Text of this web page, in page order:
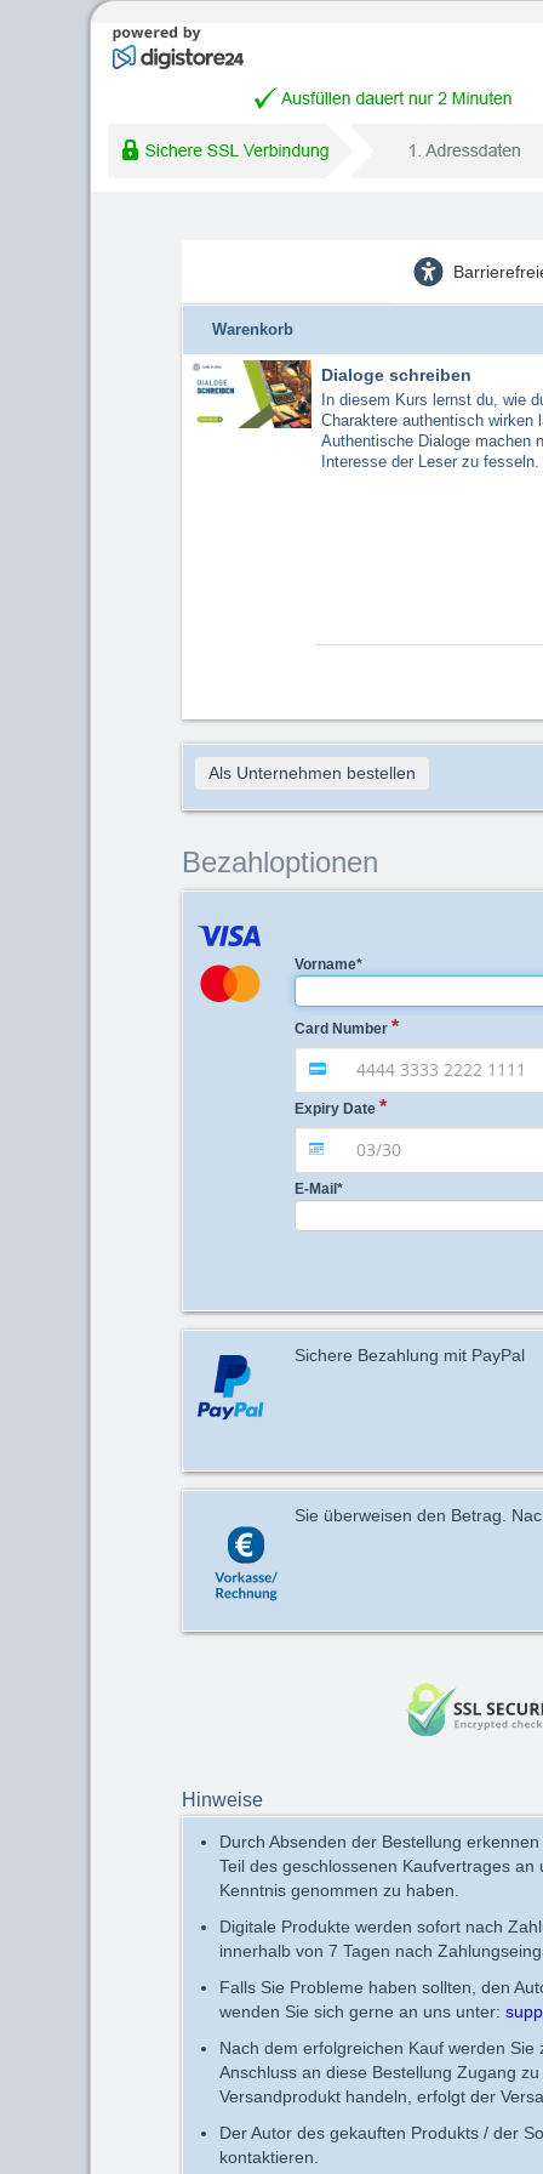
Warenkorb
Dialoge schreiben
In diesem Kurs lernst du, wie
Charaktere authentisch wirken
Authentische Dialoge machen
Interesse der Leser zu fesseln.
Als Unternehmen bestellen
Bezahloptionen
Vorname*
Card Number
Expiry Date
E-Mail*
Sichere Bezahlung mit PayPal
Sie überweisen den Betrag.
Hinweise
Durch Absenden der Bestellung
Teil des geschlossenen Kaufvertrages
Kenntnis genommen zu haben.
Digitale Produkte werden sofort nach
innerhalb von 7 Tagen nach
Falls Sie Probleme haben sollten, den
wenden Sie sich gerne an uns unter:
Nach dem erfolgreichen Kauf werden
Anschluss an diese Bestellung Zugang
Versandprodukt handeln, erfolgt der
Der Autor des gekauften Produkts / der
kontaktieren.